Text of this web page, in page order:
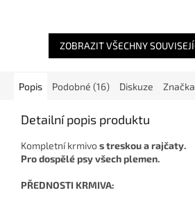
ZOBRAZIT VŠECHNY
Popis Podobné (16) Diskuze Značka
Detailní popis produktu
Kompletní krmivos treskou a rajčaty.
Pro dospělé psy všech plemen.
PŘEDNOSTI KRMIVA: